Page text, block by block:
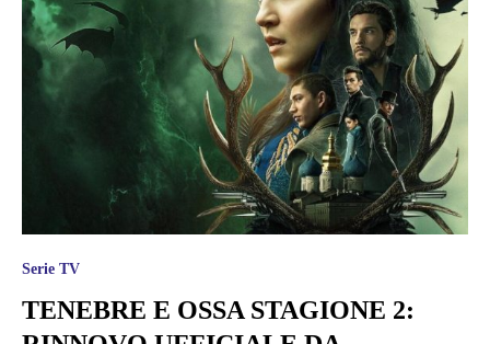
Serie TV
TENEBRE E OSSA STAGIONE 2: